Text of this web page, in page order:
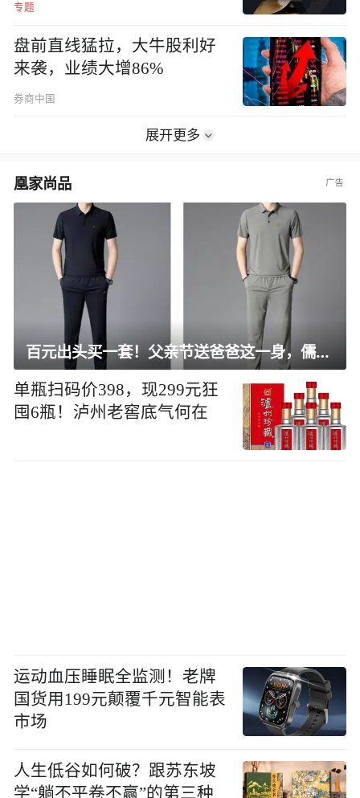
专题
盘前直线猛拉，大牛股利好
来袭，业绩大增86%
券商中国
展开更多
凰家尚品
百元出头买一套！父亲节送爸爸这一身，儒雅有型还凉爽
单瓶扫码价398，现299元狂
囤6瓶！泸州老窖底气何在
运动血压睡眠全监测！老牌
国货用199元颠覆千元智能表
市场
人生低谷如何破？跟苏东坡
学“躺不平卷不赢”的第三种